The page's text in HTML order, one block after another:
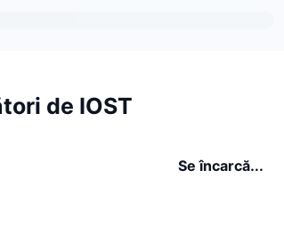
de IOST
Se încarcă...